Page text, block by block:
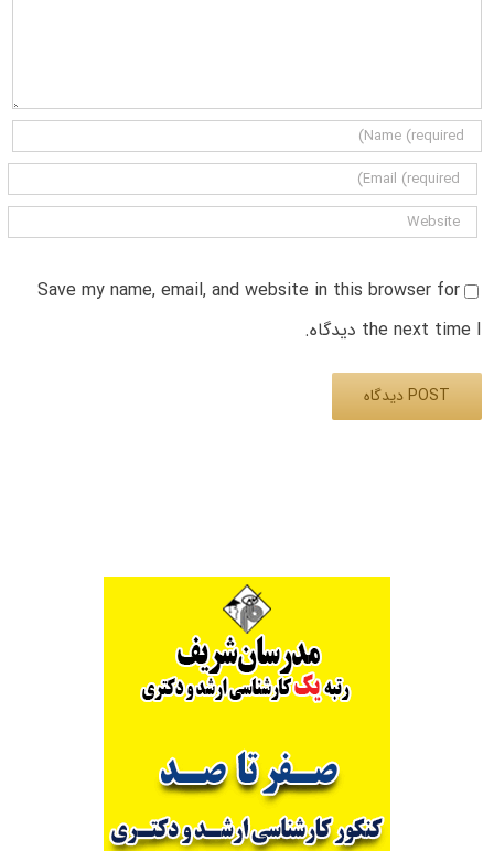
Save my name, email, and website in this browser for
the next time I دیدگاه.